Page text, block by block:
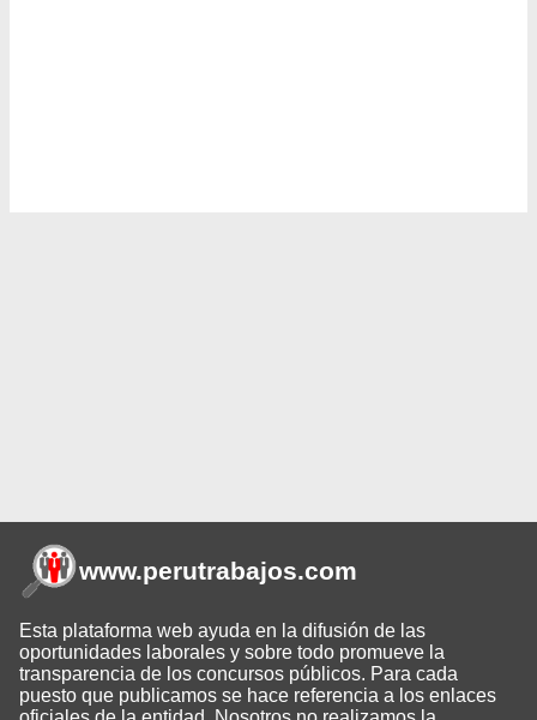
www.perutrabajos.com
Esta plataforma web ayuda en la difusión de las
oportunidades laborales y sobre todo promueve la
transparencia de los concursos públicos. Para cada
puesto que publicamos se hace referencia a los enlaces